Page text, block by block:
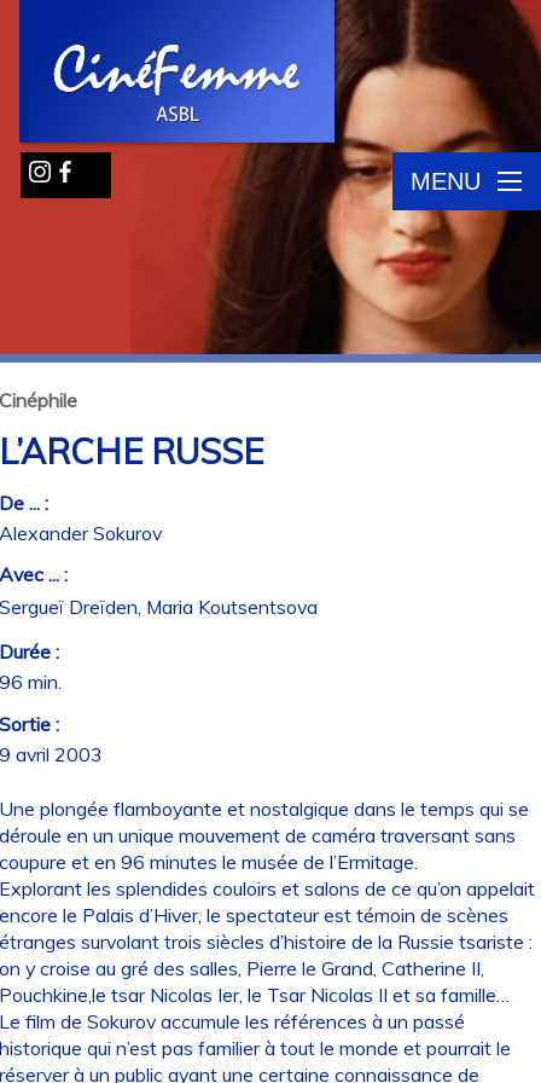
MENU
RUSSE
... :
Sokurov
... :
Dreïden, Maria Koutsentsova
:
min.
:
avril 2003
plongée flamboyante et nostalgique dans le temps qui se
en un unique mouvement de caméra traversant sans
et en 96 minutes le musée de l’Ermitage.
les splendides couloirs et salons de ce qu’on appelait
le Palais d’Hiver, le spectateur est témoin de scènes
survolant trois siècles d’histoire de la Russie tsariste :
y croise au gré des salles, Pierre le Grand, Catherine II,
tsar Nicolas Ier, le Tsar Nicolas II et sa famille…
film de Sokurov accumule les références à un passé
qui n’est pas familier à tout le monde et pourrait le
à un public ayant une certaine connaissance de